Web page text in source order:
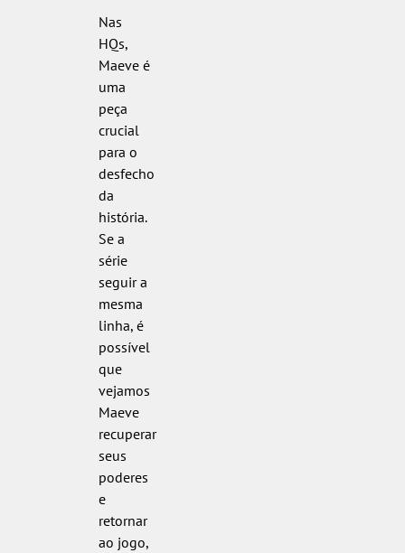
Nas
HQs,
Maeve é
uma
peça
crucial
para o
desfecho
da
história.
Se a
série
seguir a
mesma
linha, é
possível
que
vejamos
Maeve
recuperar
seus
poderes
e
retornar
ao jogo,